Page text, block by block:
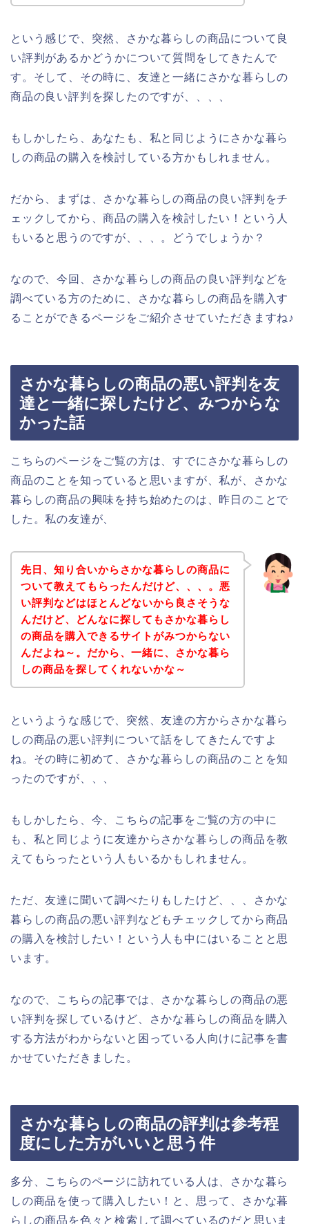
という感じで、突然、さかな暮らしの商品について良
い評判があるかどうかについて質問をしてきたんで
す。そして、その時に、友達と一緒にさかな暮らしの
商品の良い評判を探したのですが、、、、
もしかしたら、あなたも、私と同じようにさかな暮ら
しの商品の購入を検討している方かもしれません。
だから、まずは、さかな暮らしの商品の良い評判をチ
ェックしてから、商品の購入を検討したい！という人
もいると思うのですが、、、。どうでしょうか？
なので、今回、さかな暮らしの商品の良い評判などを
調べている方のために、さかな暮らしの商品を購入す
ることができるページをご紹介させていただきますね♪
さかな暮らしの商品の悪い評判を友
達と一緒に探したけど、みつからな
かった話
こちらのページをご覧の方は、すでにさかな暮らしの
商品のことを知っていると思いますが、私が、さかな
暮らしの商品の興味を持ち始めたのは、昨日のことで
した。私の友達が、
先日、知り合いからさかな暮らしの商品に
ついて教えてもらったんだけど、、、。悪
い評判などはほとんどないから良さそうな
んだけど、どんなに探してもさかな暮らし
の商品を購入できるサイトがみつからない
んだよね～。だから、一緒に、さかな暮ら
しの商品を探してくれないかな～
というような感じで、突然、友達の方からさかな暮ら
しの商品の悪い評判について話をしてきたんですよ
ね。その時に初めて、さかな暮らしの商品のことを知
ったのですが、、、
もしかしたら、今、こちらの記事をご覧の方の中に
も、私と同じように友達からさかな暮らしの商品を教
えてもらったという人もいるかもしれません。
ただ、友達に聞いて調べたりもしたけど、、、さかな
暮らしの商品の悪い評判などもチェックしてから商品
の購入を検討したい！という人も中にはいることと思
います。
なので、こちらの記事では、さかな暮らしの商品の悪
い評判を探しているけど、さかな暮らしの商品を購入
する方法がわからないと困っている人向けに記事を書
かせていただきました。
さかな暮らしの商品の評判は参考程
度にした方がいいと思う件
多分、こちらのページに訪れている人は、さかな暮ら
しの商品を使って購入したい！と、思って、さかな暮
らしの商品を色々と検索して調べているのだと思いま